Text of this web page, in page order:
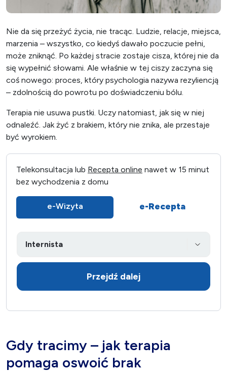
Nie da się przeżyć życia, nie tracąc. Ludzie, relacje, miejsca,
marzenia – wszystko, co kiedyś dawało poczucie pełni,
może zniknąć. Po każdej stracie zostaje cisza, której nie da
się wypełnić słowami. Ale właśnie w tej ciszy zaczyna się
coś nowego: proces, który psychologia nazywa rezyliencją
– zdolnością do powrotu po doświadczeniu bólu.
Terapia nie usuwa pustki. Uczy natomiast, jak się w niej
odnaleźć. Jak żyć z brakiem, który nie znika, ale przestaje
być wyrokiem.
Telekonsultacja lub Recepta online nawet w 15 minut
bez wychodzenia z domu
e-Wizyta e-Recepta
Przejdź dalej
Gdy tracimy – jak terapia
pomaga oswoić brak